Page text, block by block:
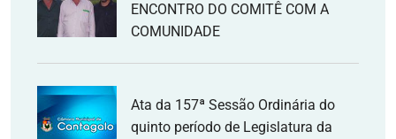
ENCONTRO DO COMITÊ COM A
COMUNIDADE
Ata da 157ª Sessão Ordinária do
quinto período de Legislatura da